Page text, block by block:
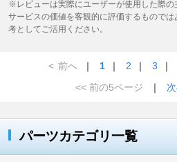
※レビューは実際にユーザーが使用した際の
サービスの価値を客観的に評価するもので
考としてご活用ください。
< 前へ ｜ 1 ｜ 2 ｜ 3 ｜
<< 前の5ページ
｜
パーツカテゴリ一覧